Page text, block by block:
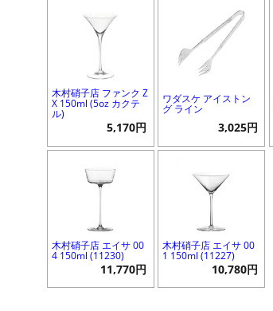
木村硝子店 ファンク Z
X 150ml (5oz カクテ
ル)
5,170円
ワダスケ アイストン
グ ライン
3,025円
木村硝子店 エイサ 00
4 150ml (11230)
11,770円
木村硝子店 エイサ 00
1 150ml (11227)
10,780円